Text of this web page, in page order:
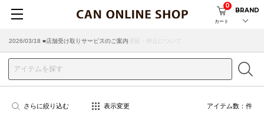
カート
0
BRAND
2026/07/29 ■【お知らせ】ヤマト運輸の配送遅延・停止について
2026/03/18 ■店舗受け取りサービスのご案内
さらに絞り込む 表示変更 アイテム数： 件